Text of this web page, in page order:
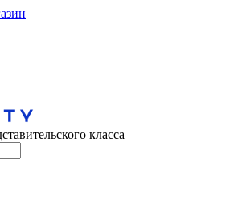
класса